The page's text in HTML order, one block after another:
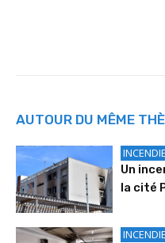
AUTOUR DU MÊME
INCENDIE
Un
la cité
INCENDIE